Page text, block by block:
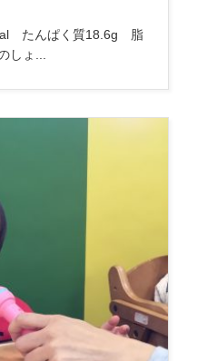
たんぱく質18.6g 脂
しょ...